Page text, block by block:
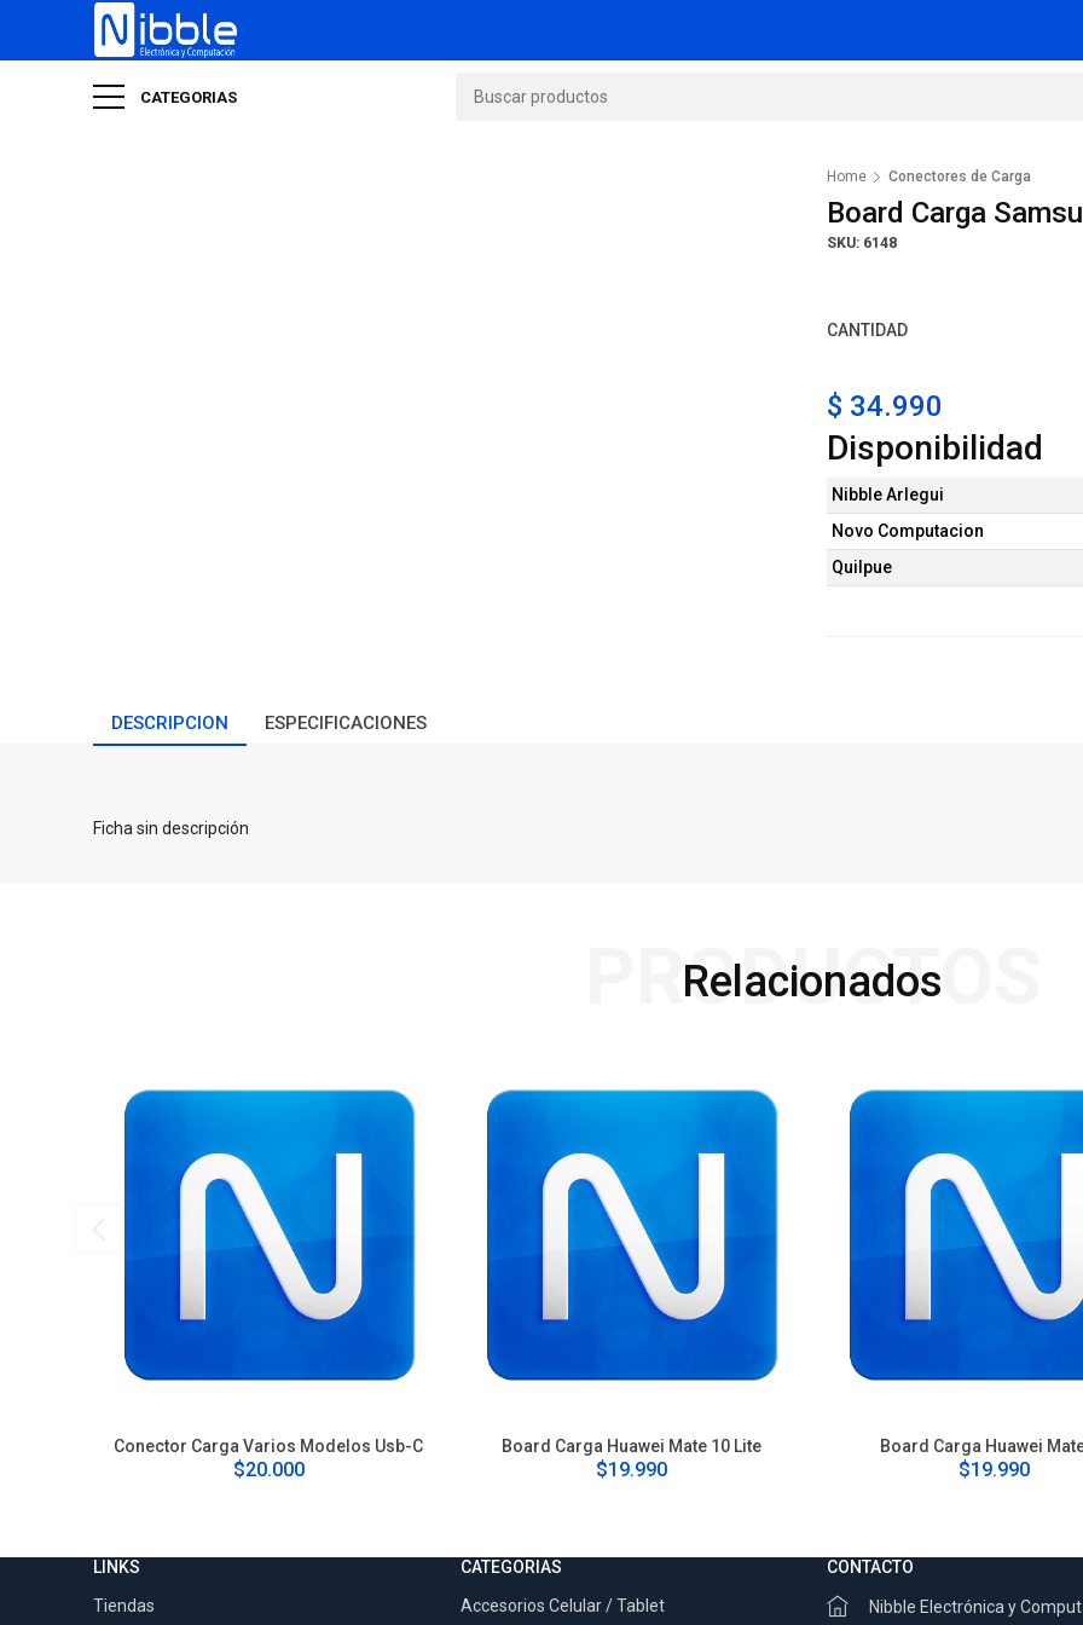
CATEGORIAS
Home Conectores de Carga
Board Carga
SKU: 6148
CANTIDAD
$ 34.990
Disponibilidad
Nibble Arlegui
Novo Computacion
Quilpue
DESCRIPCION ESPECIFICACIONES
Ficha sin descripción
Relacionados
PRODUCTOS
Conector Carga Varios Modelos Usb-C
$20.000
Board Carga Huawei Mate 10 Lite
$19.990
Board Carga Huawei
$19.990
LINKS
Tiendas
CATEGORIAS
Accesorios Celular / Tablet
CONTACTO
Nibble Electrónica y